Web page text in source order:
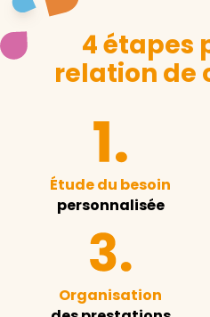
4 étapes
relation de
Étude du besoin
personnalisée
Organisation